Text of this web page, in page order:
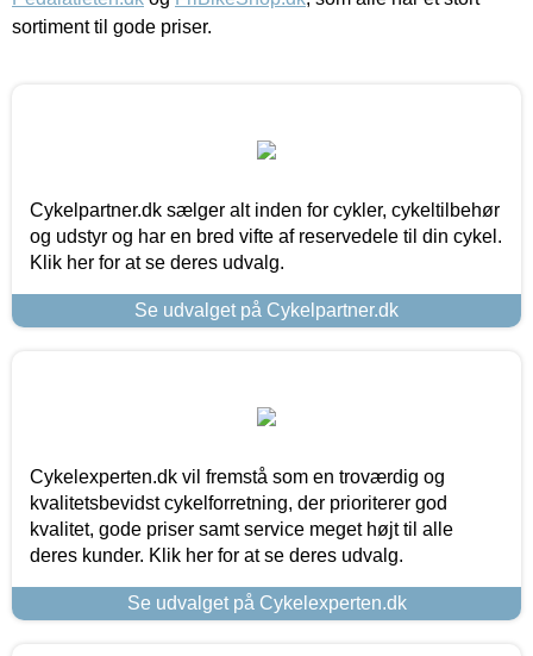
sortiment til gode priser.
Cykelpartner.dk sælger alt inden for cykler, cykeltilbehør
og udstyr og har en bred vifte af reservedele til din cykel.
Klik her for at se deres udvalg.
Se udvalget på Cykelpartner.dk
Cykelexperten.dk vil fremstå som en troværdig og
kvalitetsbevidst cykelforretning, der prioriterer god
kvalitet, gode priser samt service meget højt til alle
deres kunder. Klik her for at se deres udvalg.
Se udvalget på Cykelexperten.dk